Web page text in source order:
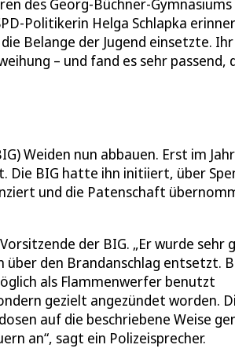
Politikerin Helga Schlapka
Belange der Jugend einsetzte. Ihr
– und fand es sehr passend,
Weiden nun abbauen. Erst im Jahr
BIG hatte ihn initiiert, über
und die Patenschaft
der BIG. „Er wurde sehr
den Brandanschlag entsetzt.
als Flammenwerfer benutzt
gezielt angezündet worden.
auf die beschriebene Weise
an“, sagt ein Polizeisprecher.